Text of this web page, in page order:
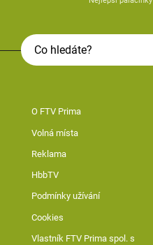
O FTV Prima
Volná místa
Reklama
HbbTV
Podmínky užívání
Cookies
Vlastník FTV Prima spol. s